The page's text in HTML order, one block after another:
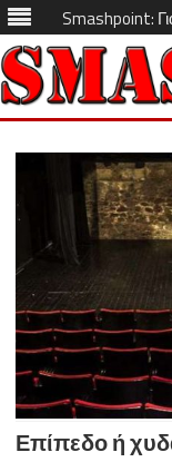
Smashpoint:
Επίπεδο ή